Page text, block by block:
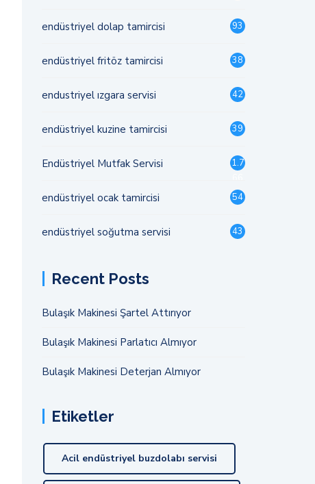
endüstriyel dolap tamircisi 93
endüstriyel fritöz tamircisi 38
endustriyel ızgara servisi 42
endüstriyel kuzine tamircisi 39
Endüstriyel Mutfak Servisi
1.7
endüstriyel ocak tamircisi 54
endüstriyel soğutma servisi 43
Recent Posts
Bulaşık Makinesi Şartel Attırıyor
Bulaşık Makinesi Parlatıcı Almıyor
Bulaşık Makinesi Deterjan Almıyor
Etiketler
Acil endüstriyel buzdolabı servisi